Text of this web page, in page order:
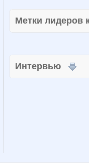
Метки
Интервью